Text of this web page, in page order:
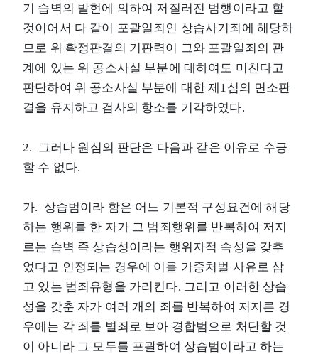
기 습벽의 발현에 의하여 저질러진 범행이라고 할
것이어서 다 같이 포괄일죄인 상습사기죄에 해당하
므로 위 확정판결의 기판력이 그와 포괄일죄의 관
계에 있는 위 공소사실 부분에 대하여도 미친다고
판단하여 위 공소사실 부분에 대한 제1심의 면소판
결을 유지하고 검사의 항소를 기각하였다.
2. 그러나 원심의 판단은 다음과 같은 이유로 수긍
할 수 없다.
가. 상습범이라 함은 어느 기본적 구성요건에 해당
하는 행위를 한 자가 그 범죄행위를 반복하여 저지
르는 습벽 즉 상습성이라는 행위자적 속성을 갖추
었다고 인정되는 경우에 이를 가중처벌 사유로 삼
고 있는 범죄유형을 가리킨다. 그리고 이러한 상습
성을 갖춘 자가 여러 개의 죄를 반복하여 저지른 경
우에는 각 죄를 별죄로 보아 경합범으로 처단할 것
이 아니라 그 모두를 포괄하여 상습범이라고 하는